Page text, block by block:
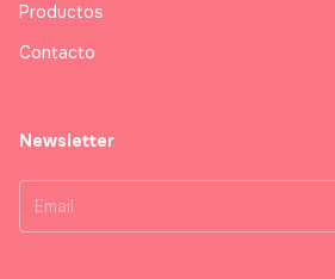
Productos
Contacto
Newsletter